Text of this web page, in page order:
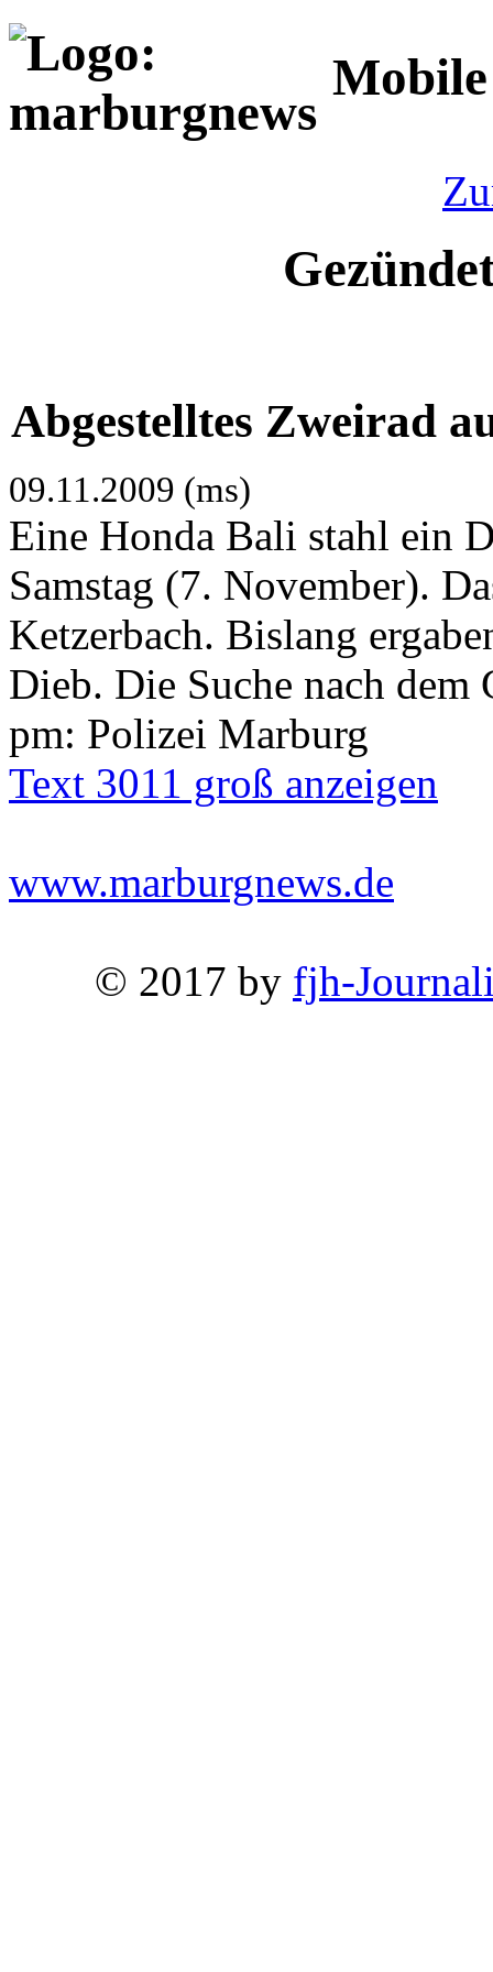
Abgestelltes Zweirad
09.11.2009 (ms)
Eine Honda Bali stahl ein
Samstag (7. November).
Ketzerbach. Bislang
Dieb. Die Suche nach
pm: Polizei Marburg
Text 3011 groß anzeigen
www.marburgnews.de
© 2017 by fjh-